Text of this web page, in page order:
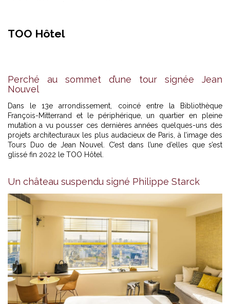
TOO Hôtel
Perché au sommet d’une tour signée Jean
Nouvel
Dans le 13e arrondissement, coincé entre la Bibliothèque
François-Mitterrand et le périphérique, un quartier en pleine
mutation a vu pousser ces dernières années quelques-uns des
projets architecturaux les plus audacieux de Paris, à l’image des
Tours Duo de Jean Nouvel. C’est dans l’une d’elles que s’est
glissé fin 2022 le TOO Hôtel.
Un château suspendu signé Philippe Starck